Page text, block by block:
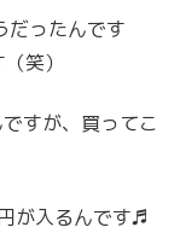
だったんです
笑）
すが、買ってこ
が入るんです♬